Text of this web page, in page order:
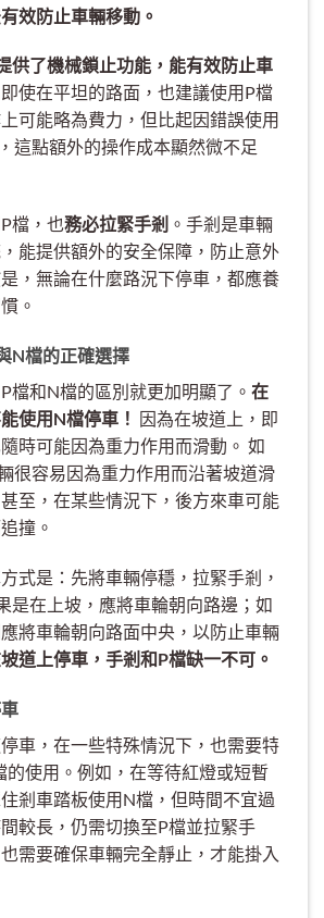
效防止車輛移動。
供了機械鎖止功能，能有效防止車
使在平坦的路面，也建議使用P檔
可能略為費力，但比起因錯誤使用
這點額外的操作成本顯然微不足
檔，也務必拉緊手剎 。手剎是車輛
能提供額外的安全保障，防止意外
，無論在什麼路況下停車，都應養
。
N檔的正確選擇
檔和N檔的區別就更加明顯了。 在
使用N檔停車！ 因為在坡道上，即
時可能因為重力作用而滑動。 如
很容易因為重力作用而沿著坡道滑
至，在某些情況下，後方來車可能
撞。
式是：先將車輛停穩，拉緊手剎，
是在上坡，應將車輪朝向路邊；如
將車輪朝向路面中央，以防止車輛
道上停車，手剎和P檔缺一不可。
車，在一些特殊情況下，也需要特
的使用。例如，在等待紅燈或短暫
剎車踏板使用N檔，但時間不宜過
較長，仍需切換至P檔並拉緊手
需要確保車輛完全靜止，才能掛入